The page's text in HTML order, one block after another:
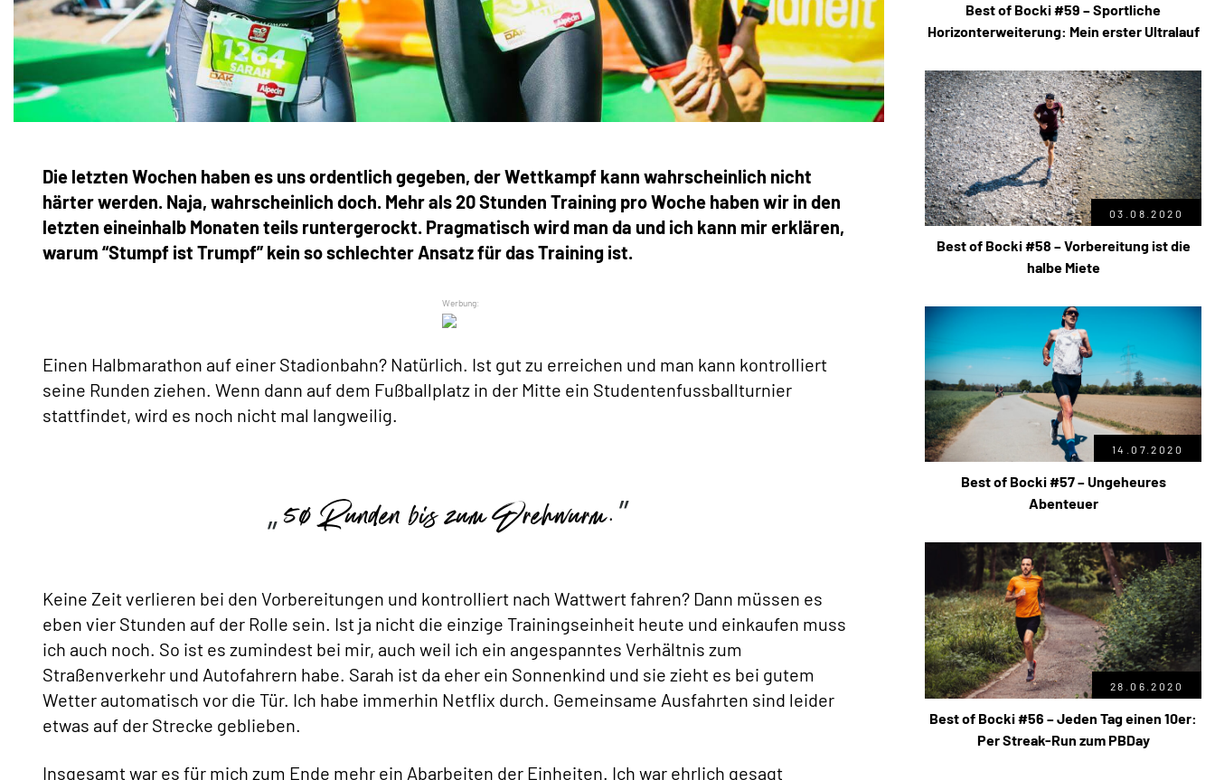
Die letzten Wochen haben es uns ordentlich gegeben, der Wettkampf kann wahrscheinlich nicht
härter werden. Naja, wahrscheinlich doch. Mehr als 20 Stunden Training pro Woche haben wir in den
letzten eineinhalb Monaten teils runtergerockt. Pragmatisch wird man da und ich kann mir erklären,
warum “Stumpf ist Trumpf” kein so schlechter Ansatz für das Training ist.
Einen Halbmarathon auf einer Stadionbahn? Natürlich. Ist gut zu erreichen und man kann kontrolliert
seine Runden ziehen. Wenn dann auf dem Fußballplatz in der Mitte ein Studentenfussballturnier
stattfindet, wird es noch nicht mal langweilig.
50 Runden bis zum Drehwurm.
Keine Zeit verlieren bei den Vorbereitungen und kontrolliert nach Wattwert fahren? Dann müssen es
eben vier Stunden auf der Rolle sein. Ist ja nicht die einzige Trainingseinheit heute und einkaufen muss
ich auch noch. So ist es zumindest bei mir, auch weil ich ein angespanntes Verhältnis zum
Straßenverkehr und Autofahrern habe. Sarah ist da eher ein Sonnenkind und sie zieht es bei gutem
Wetter automatisch vor die Tür. Ich habe immerhin Netflix durch. Gemeinsame Ausfahrten sind leider
etwas auf der Strecke geblieben.
Insgesamt war es für mich zum Ende mehr ein Abarbeiten der Einheiten. Ich war ehrlich gesagt
Best of Bocki #59 – Sportliche
Horizonterweiterung: Mein erster Ultralauf
03.08.2020
Best of Bocki #58 – Vorbereitung ist die
halbe Miete
14.07.2020
Best of Bocki #57 – Ungeheures
Abenteuer
28.06.2020
Best of Bocki #56 – Jeden Tag einen 10er:
Per Streak-Run zum PBDay